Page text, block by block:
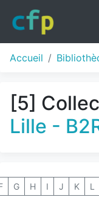
Accueil
[5]
Lille -
G H I J K L